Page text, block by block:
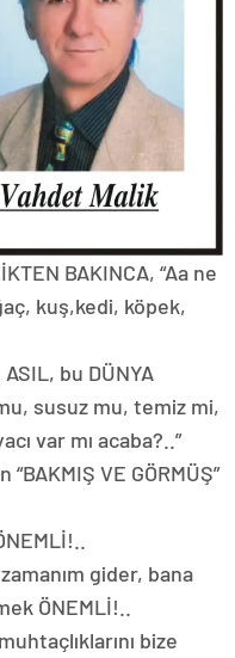
BAKINCA, “Aa ne
kuş,kedi, köpek,
bu DÜNYA
susuz mu, temiz mi,
var mı acaba?..”
VE GÖRMÜŞ”
gider, bana
ÖNEMLİ!..
bize